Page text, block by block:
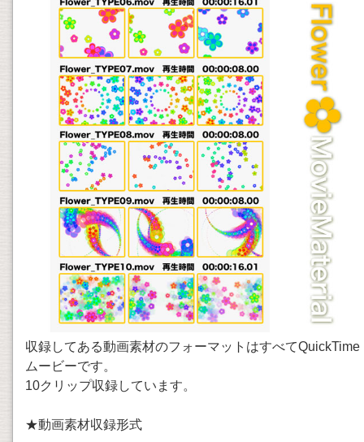
収録してある動画素材のフォーマットはすべてQuickTime
ムービーです。
10クリップ収録しています。
★動画素材収録形式